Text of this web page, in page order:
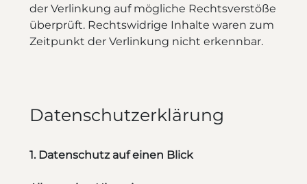
der Verlinkung auf mögliche Rechtsverstöße
überprüft. Rechtswidrige Inhalte waren zum
Zeitpunkt der Verlinkung nicht erkennbar.
Datenschutzerklärung
1. Datenschutz auf einen Blick